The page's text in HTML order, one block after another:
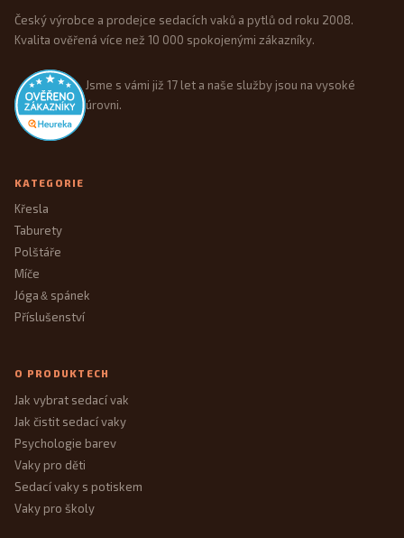
Český výrobce a prodejce sedacích vaků a pytlů od roku 2008.
Kvalita ověřená více než 10 000 spokojenými zákazníky.
Jsme s vámi již 17 let a naše služby jsou na vysoké
úrovni.
KATEGORIE
Křesla
Taburety
Polštáře
Míče
Jóga&spánek
Příslušenství
O PRODUKTECH
Jak vybrat sedací vak
Jak čistit sedací vaky
Psychologie barev
Vaky pro děti
Sedací vaky s potiskem
Vaky pro školy